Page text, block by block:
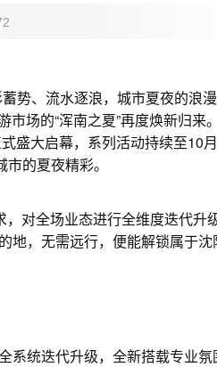
势、流水逐浪，城市夏夜的浪
场的“浑南之夏”再度焕新归来。
盛大启幕，系列活动持续至10
的夏夜精彩。
对全场业态进行全维度迭代升
地，无需远行，便能解锁属于沈
统迭代升级，全新搭载专业氛